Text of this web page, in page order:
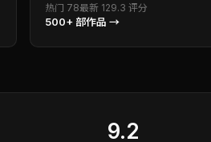
热门 78最新 129.3 评分
500+ 部作品 →
9.2